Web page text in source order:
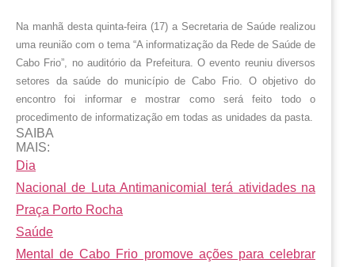
Na manhã desta quinta-feira (17) a Secretaria de Saúde realizou
uma reunião com o tema “A informatização da Rede de Saúde de
Cabo Frio”, no auditório da Prefeitura. O evento reuniu diversos
setores da saúde do município de Cabo Frio. O objetivo do
encontro foi informar e mostrar como será feito todo o
SAIBA
MAIS:
Dia
Nacional de Luta Antimanicomial terá atividades na
Praça Porto Rocha
Saúde
Mental de Cabo Frio promove ações para celebrar